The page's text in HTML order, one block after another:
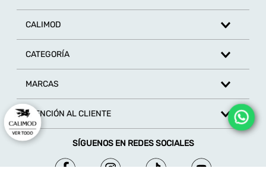
Escribe un comentario
ENVIAR COMENTARIO
CALIMOD
CATEGORÍA
MARCAS
ATENCIÓN AL CLIENTE
SÍGUENOS EN REDES SOCIALES